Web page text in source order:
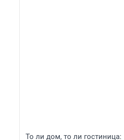
То ли дом, то ли гостиница: